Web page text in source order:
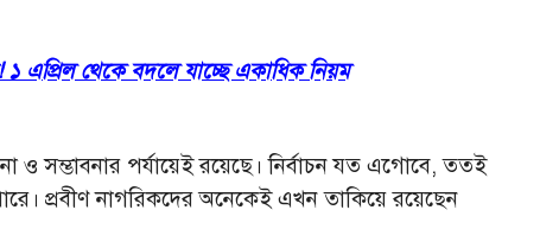
১ এপ্রিল থেকে বদলে যাচ্ছে একাধিক নিয়ম
সম্ভাবনার পর্যায়েই রয়েছে। নির্বাচন যত এগোবে, ততই
প্রবীণ নাগরিকদের অনেকেই এখন তাকিয়ে রয়েছেন